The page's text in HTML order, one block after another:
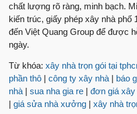
chất lượng rõ ràng, minh bạch.
kiến trúc, giấy phép xây nhà phố
đến Việt Quang Group để được
ngày.
Từ khóa: xây nhà trọn gói tại
phần thô | công ty xây nhà | báo
nhà | sua nha gia re | đơn giá xây
| giá sửa nhà xưởng | xây nhà